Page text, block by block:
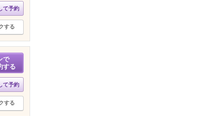
て予約
する
で
する
て予約
する